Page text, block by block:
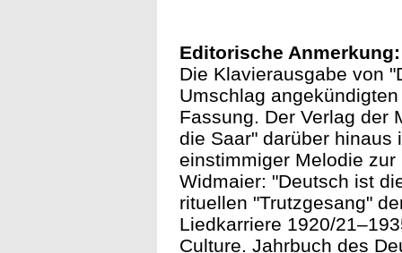
Editorische Anmerkung:
Die Klavierausgabe von
Umschlag
Fassung. Der Verlag der
die Saar" darüber hinaus
einstimmiger Melodie
Widmaier: "Deutsch ist
rituellen "Trutzgesang"
Liedkarriere 1920/
Culture. Jahrbuch des